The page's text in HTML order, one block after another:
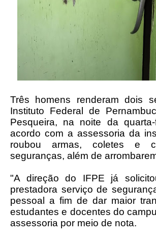
Três homens renderam dois
Instituto Federal de
Pesqueira, na noite da
acordo com a assessoria da
roubou armas, coletes e
seguranças, além de
"A direção do IFPE já
prestadora serviço de
pessoal a fim de dar maior
estudantes e docentes do
assessoria por meio de nota.